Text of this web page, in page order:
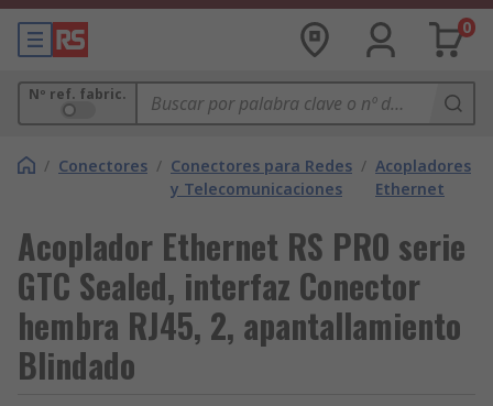
0
Nº ref. fabric.
/ Conectores / Conectores para Redes
y Telecomunicaciones
/ Acopladores
Ethernet
Acoplador Ethernet RS PRO serie
GTC Sealed, interfaz Conector
hembra RJ45, 2, apantallamiento
Blindado